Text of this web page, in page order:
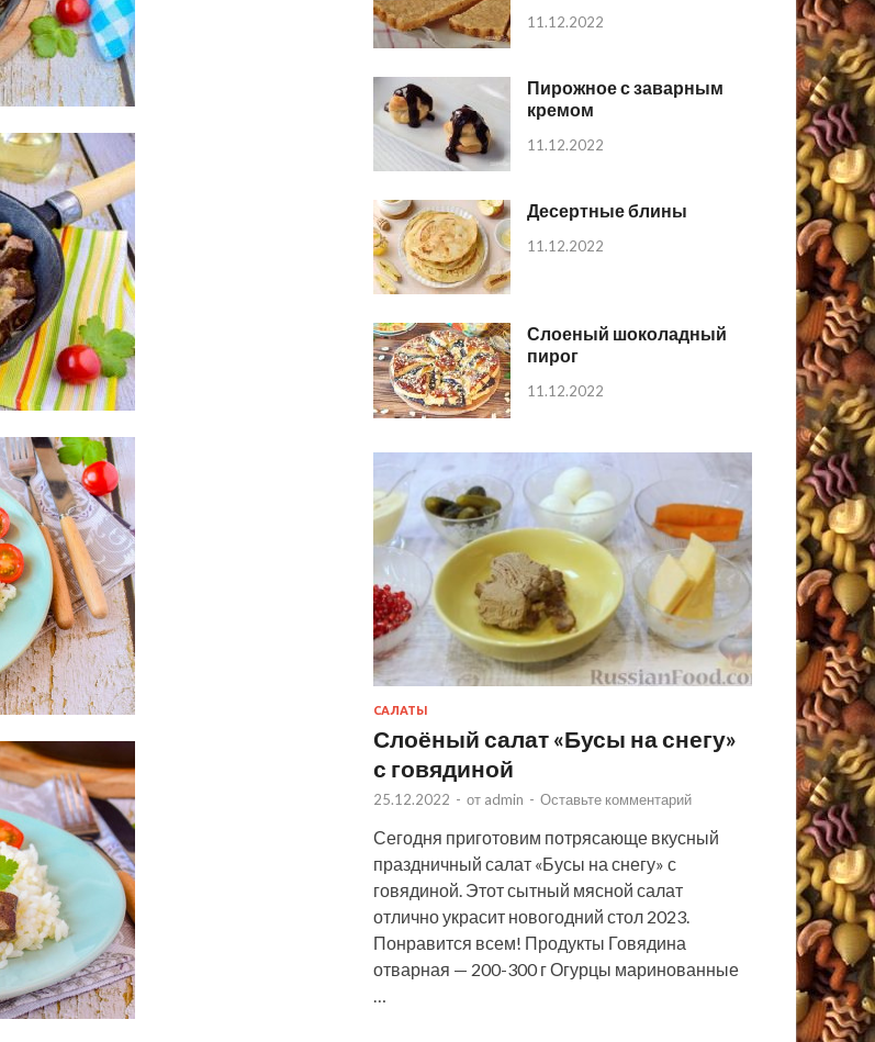
11.12.2022
Пирожное с заварным
кремом
11.12.2022
Десертные блины
11.12.2022
Слоеный шоколадный
пирог
11.12.2022
САЛАТЫ
Слоёный салат «Бусы на снегу»
с говядиной
25.12.2022 - от admin - Оставьте комментарий
Сегодня приготовим потрясающе вкусный
праздничный салат «Бусы на снегу» с
говядиной. Этот сытный мясной салат
отлично украсит новогодний стол 2023.
Понравится всем! Продукты Говядина
отварная — 200-300 г Огурцы маринованные